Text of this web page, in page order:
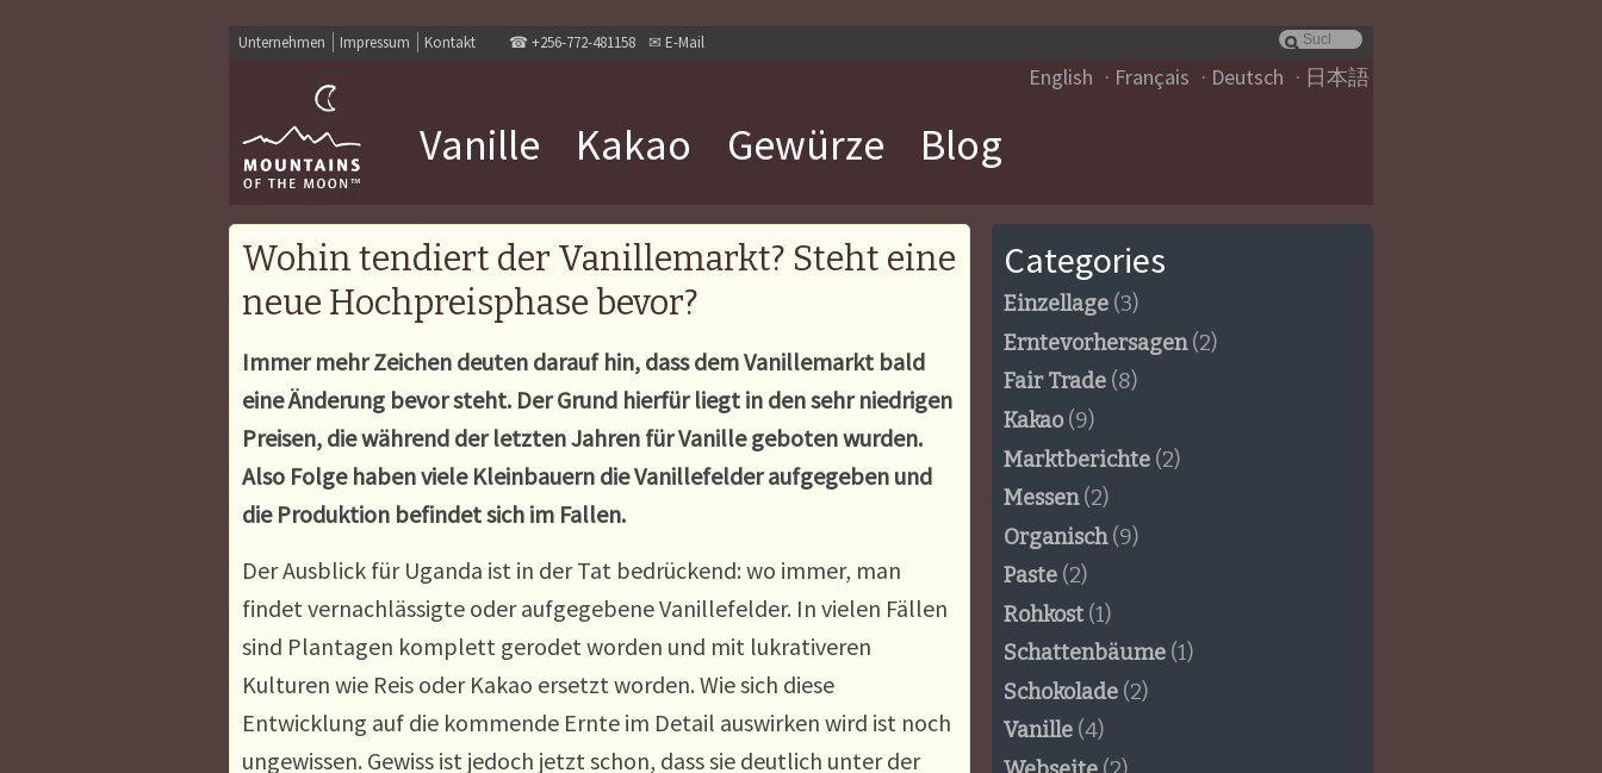
Unternehmen Impressum Kontakt ☎+256-772-481158 ✉ E-Mail
Vanille Kakao Gewürze Blog
English Français Deutsch 日本語
Wohin tendiert der Vanillemarkt? Steht eine
neue Hochpreisphase bevor?
Immer mehr Zeichen deuten darauf hin, dass dem Vanillemarkt bald
eine Änderung bevor steht. Der Grund hierfür liegt in densehr niedrigen
Preisen, die während der letzten Jahren fürVanille geboten wurden.
Also Folge haben viele Kleinbauern die Vanillefelder aufgegeben und
die Produktion befindet sich im Fallen.
Der Ausblick für Uganda ist in der Tat bedrückend: wo immer, man
findet vernachlässigte oder aufgegebene Vanillefelder. In vielen Fällen
sind Plantagen komplett gerodet worden und mit lukrativeren
Kulturen wie Reis oder Kakao ersetzt worden. Wie sich diese
Entwicklung auf die kommende Ernte im Detail auswirken wird ist noch
ungewissen. Gewiss ist jedoch jetzt schon, dass sie deutlich unter der
Categories
Einzellage (3)
Erntevorhersagen(2)
Fair Trade (8)
Kakao(9)
Marktberichte (2)
Messen(2)
Organisch(9)
Paste (2)
Rohkost (1)
Schattenbäume (1)
Schokolade (2)
Vanille (4)